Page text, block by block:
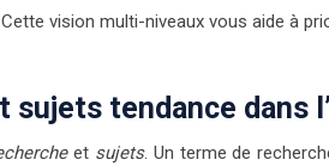
vision multi-niveaux vous aide à
tendance dans
et sujets. Un terme de